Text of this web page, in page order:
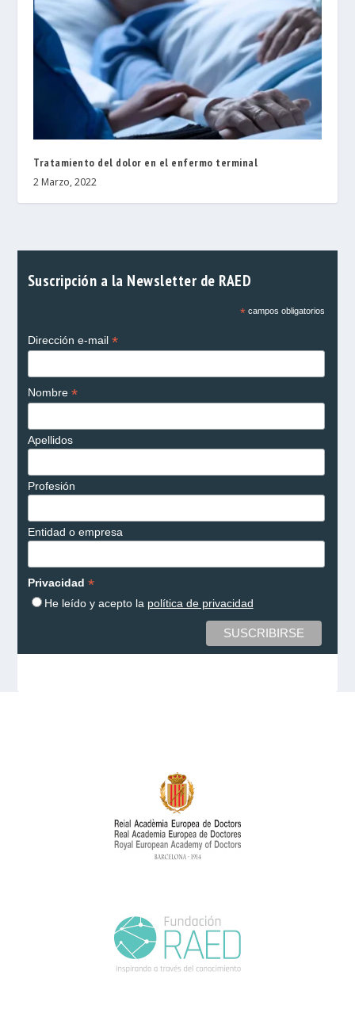
Tratamiento del dolor en el enfermo terminal
2 Marzo, 2022
Suscripción a la Newsletter de RAED
*campos obligatorios
Dirección e-mail *
Nombre *
Apellidos
Profesión
Entidad o empresa
Privacidad *
He leído y acepto la política de privacidad